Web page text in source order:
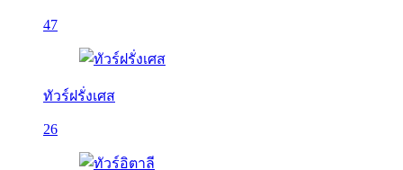
47
ทัวร์ฝรั่งเศส
26